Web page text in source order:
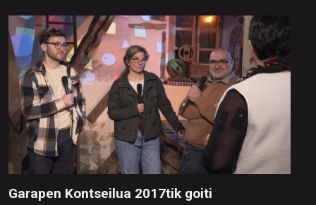
Garapen Kontseilua 2017tik goiti